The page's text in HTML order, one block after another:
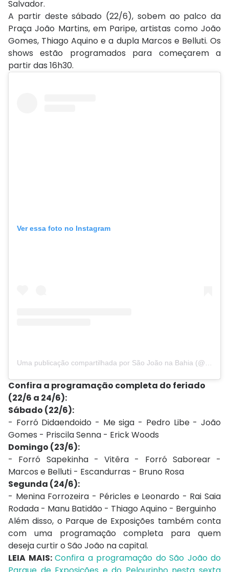
Salvador.
A partir deste sábado (22/6), sobem ao palco da
Praça João Martins, em Paripe, artistas como João
Gomes, Thiago Aquino e a dupla Marcos e Belluti. Os
shows estão programados para começarem a
partir das 16h30.
Ver essa foto no Instagram
Confira a programação completa do feriado
(22/6 a 24/6):
Sábado (22/6):
- Forró Didaendoido - Me siga - Pedro Libe - João
Gomes - Priscila Senna - Erick Woods
Domingo (23/6):
- Forró Sapekinha - Vitêra - Forró Saborear -
Marcos e Belluti - Escandurras - Bruno Rosa
Segunda (24/6):
- Menina Forrozeira - Péricles e Leonardo - Rai Saia
Rodada - Manu Batidão - Thiago Aquino - Berguinho
Além disso, o Parque de Exposições também conta
com uma programação completa para quem
deseja curtir o São João na capital.
LEIA MAIS: Confira a programação do São João do